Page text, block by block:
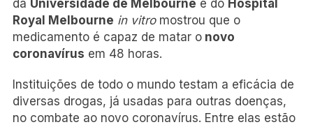
da Universidade de Melbourne e do Hospital
Royal Melbourne in vitromostrou que o
medicamento é capaz de matar o novo
coronavírus em 48 horas.
Instituições de todo o mundo testam a eficácia de
diversas drogas, já usadas para outras doenças,
no combate ao novo coronavírus. Entre elas estão